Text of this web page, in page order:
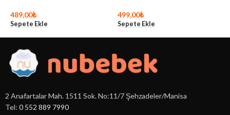
489,00₺
Sepete Ekle
499,00₺
Sepete Ekle
2 Anafartalar Mah. 1511 Sok. No:11/7 Şehzadeler/Manisa
Tel: 0 552 889 7990